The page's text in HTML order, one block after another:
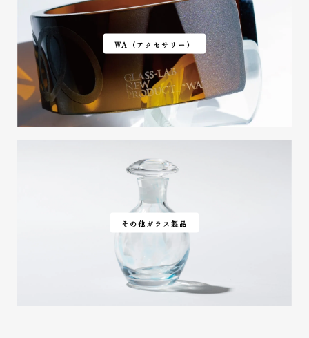
WA（アクセサリー）
その他ガラス製品